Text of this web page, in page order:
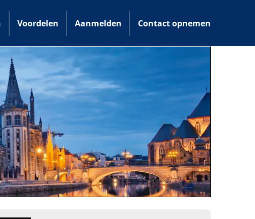
Voordelen Aanmelden Contact opnemen